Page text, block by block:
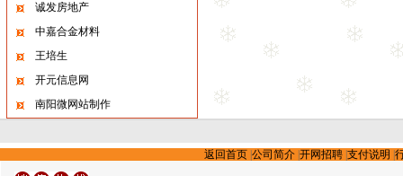
诚发房地产
中嘉合金材料
王培生
开元信息网
南阳微网站制作
返回首页 |公司简介 |开网招聘 |支付说明 |